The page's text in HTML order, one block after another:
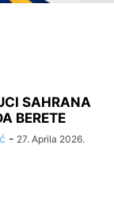
SAHRANA
BERETE
- 27. Aprila 2026.